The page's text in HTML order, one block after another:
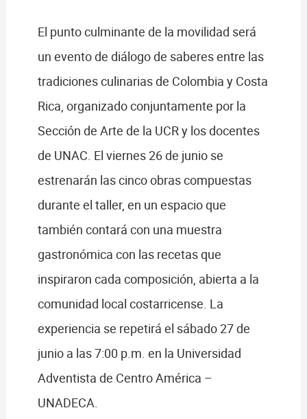
El punto culminante de la movilidad será
un evento de diálogo de saberes entre las
tradiciones culinarias de Colombia y Costa
Rica, organizado conjuntamente por la
Sección de Arte de la UCR y los docentes
de UNAC. El viernes 26 de junio se
estrenarán las cinco obras compuestas
durante el taller, en un espacio que
también contará con una muestra
gastronómica con las recetas que
inspiraron cada composición, abierta a la
comunidad local costarricense. La
experiencia se repetirá el sábado 27 de
junio a las 7:00 p.m. en la Universidad
Adventista de Centro América –
UNADECA.